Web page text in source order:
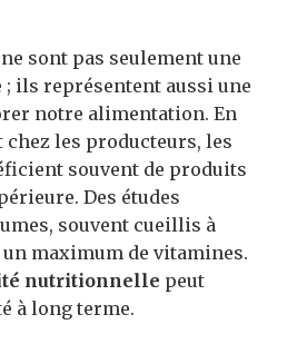
ne sont pas seulement une
ils représentent aussi une
notre alimentation. En
les producteurs, les
souvent de produits
Des études
souvent cueillis à
maximum de vitamines.
nutritionnelle peut
à long terme.